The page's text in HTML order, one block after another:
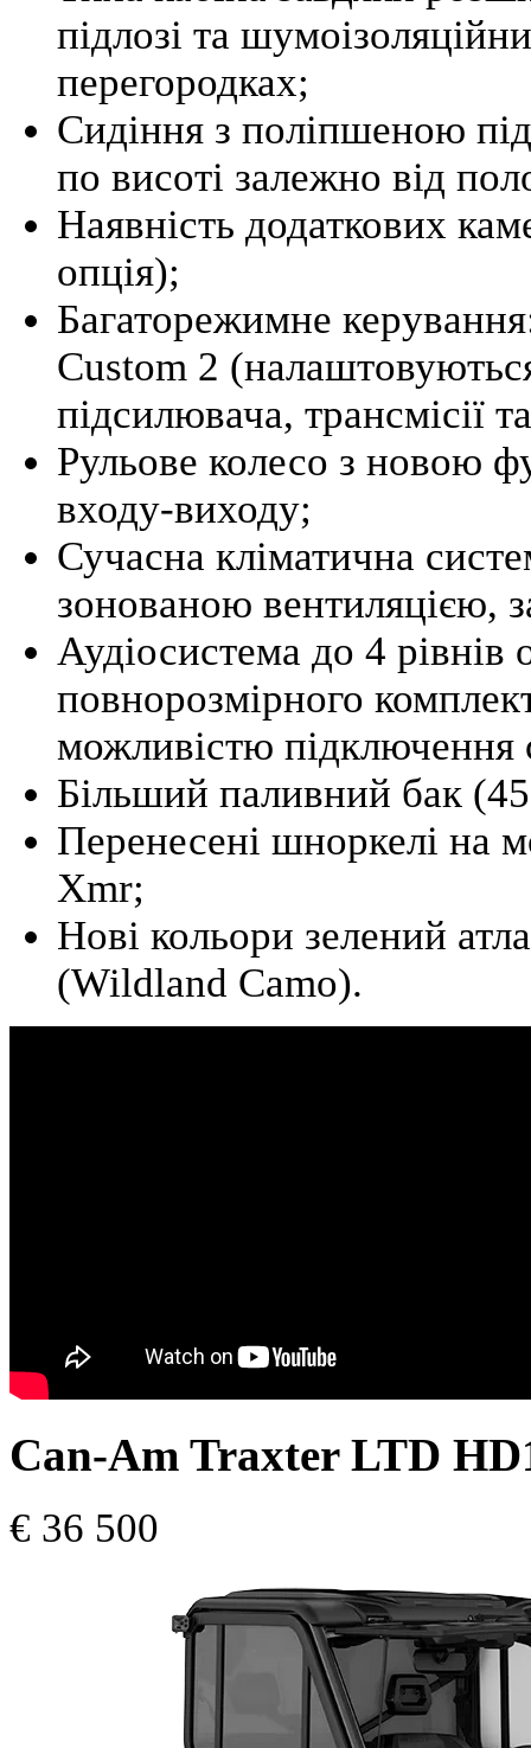
підлозі та
перегородках;
Сидіння з поліпшеною
по висоті залежно від
Наявність додаткових
опція);
Багаторежимне
Custom 2
підсилювача, трансмісії
Рульове колесо з новою
входу-виходу;
Сучасна кліматична
зонованою вентиляцією,
Аудіосистема до 4
повнорозмірного
можливістю підключення
Більший паливний бак
Перенесені шноркелі на
Xmr;
Нові кольори зелений
(Wildland Camo).
Can-Am Traxter LTD
€ 36 500